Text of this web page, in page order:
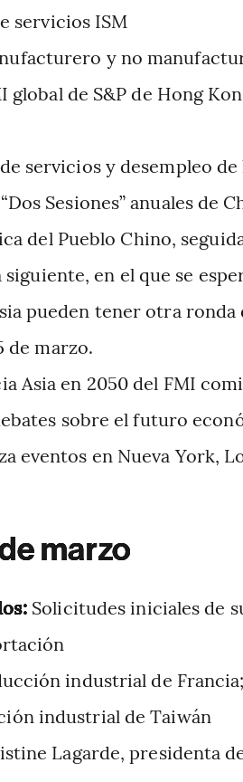
servicios ISM
y no
global de S&P de Hong
servicios y desempleo
Sesiones” anuales de
del Pueblo Chino,
en el que se
pueden tener otra
de marzo.
Asia en 2050 del FMI
sobre el futuro
eventos en Nueva York,
marzo
Solicitudes iniciales de
industrial de
industrial de Taiwán
Lagarde, presidenta